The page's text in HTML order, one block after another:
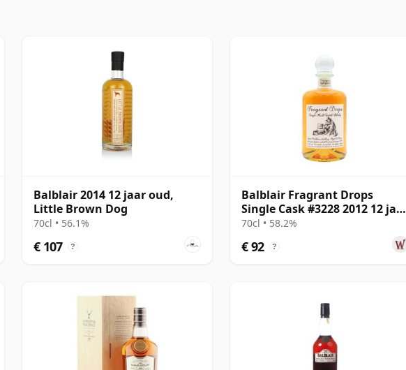
Balblair 2014 12 jaar oud,
Little Brown Dog
70cl • 56.1%
€ 107 ?
Balblair Fragrant Drops
Single Cask #3228 2012 12 jaar
oud
70cl • 58.2%
€ 92 ?